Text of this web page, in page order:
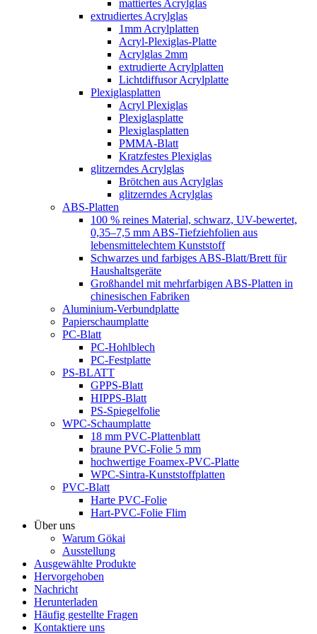
mattiertes Acrylglas
extrudiertes Acrylglas
1mm Acrylplatten
Acryl-Plexiglas-Platte
Acrylglas 2mm
extrudierte Acrylplatten
Lichtdiffusor Acrylplatte
Plexiglasplatten
Acryl Plexiglas
Plexiglasplatte
Plexiglasplatten
PMMA-Blatt
Kratzfestes Plexiglas
glitzerndes Acrylglas
Brötchen aus Acrylglas
glitzerndes Acrylglas
ABS-Platten
100 % reines Material, schwarz, UV-bewertet,
0,35–7,5 mm ABS-Tiefziehfolien aus
lebensmittelechtem Kunststoff
Schwarzes und farbiges ABS-Blatt/Brett für
Haushaltsgeräte
Großhandel mit mehrfarbigen ABS-Platten in
chinesischen Fabriken
Aluminium-Verbundplatte
Papierschaumplatte
PC-Blatt
PC-Hohlblech
PC-Festplatte
PS-BLATT
GPPS-Blatt
HIPPS-Blatt
PS-Spiegelfolie
WPC-Schaumplatte
18 mm PVC-Plattenblatt
braune PVC-Folie 5 mm
hochwertige Foamex-PVC-Platte
WPC-Sintra-Kunststoffplatten
PVC-Blatt
Harte PVC-Folie
Hart-PVC-Folie Flim
Über uns
Warum Gökai
Ausstellung
Ausgewählte Produkte
Hervorgehoben
Nachricht
Herunterladen
Häufig gestellte Fragen
Kontaktiere uns